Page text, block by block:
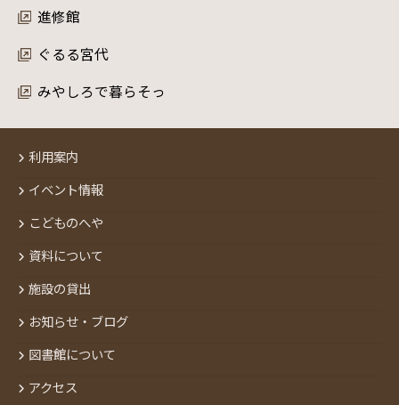
進修館
ぐるる宮代
みやしろで暮らそっ
利用案内
イベント情報
こどものへや
資料について
施設の貸出
お知らせ・ブログ
図書館について
アクセス